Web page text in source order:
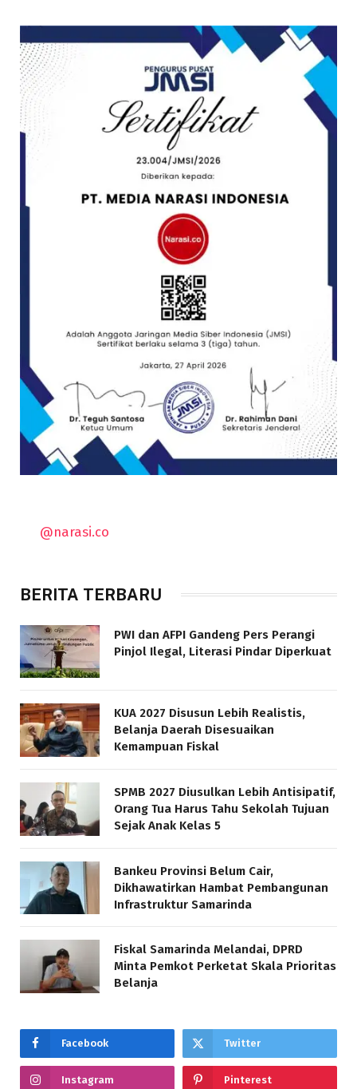
@narasi.co
BERITA TERBARU
PWI dan AFPI Gandeng Pers Perangi
Pinjol Ilegal, Literasi Pindar Diperkuat
KUA 2027 Disusun Lebih Realistis,
Belanja Daerah Disesuaikan
Kemampuan Fiskal
SPMB 2027 Diusulkan Lebih Antisipatif,
Orang Tua Harus Tahu Sekolah Tujuan
Sejak Anak Kelas 5
Bankeu Provinsi Belum Cair,
Dikhawatirkan Hambat Pembangunan
Infrastruktur Samarinda
Fiskal Samarinda Melandai, DPRD
Minta Pemkot Perketat Skala Prioritas
Belanja
Facebook Twitter
Instagram Pinterest